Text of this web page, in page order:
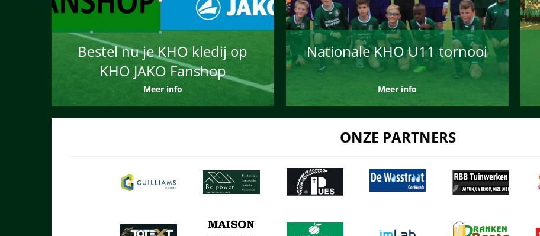
Bestel nu je KHO kledij op
KHO JAKO Fanshop
Meer info
Nationale KHO U11 tornooi
Meer info
ONZE PARTNERS